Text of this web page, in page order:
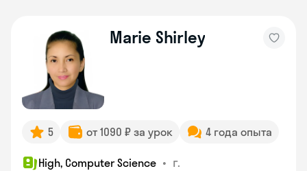
Marie Shirley
5 от 1090 ₽ за урок 4 года опыта
High, Computer Science • г.